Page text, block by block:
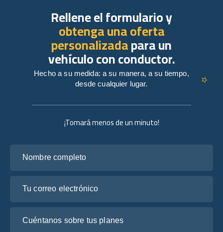
¡Tomará menos de un minuto!
Rellene el formulario y
obtenga una oferta
personalizadapara un
vehículo con conductor.
Hecho a su medida: a su manera, a su tiempo,
desde cualquier lugar.